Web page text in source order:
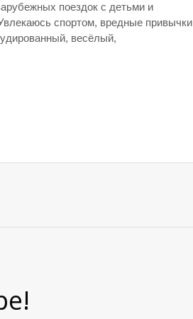
поездок с детьми и
спортом, вредные привычки
весёлый,